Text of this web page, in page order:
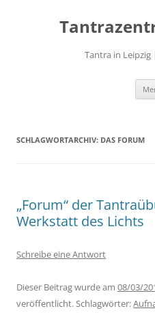
Tantra in
SCHLAGWORTARCHIV: DAS FORUM
„Forum“ der
Werkstatt des Lichts
Schreibe eine Antwort
Dieser Beitrag wurde am 08/03/
veröffentlicht. Schlagwörter: